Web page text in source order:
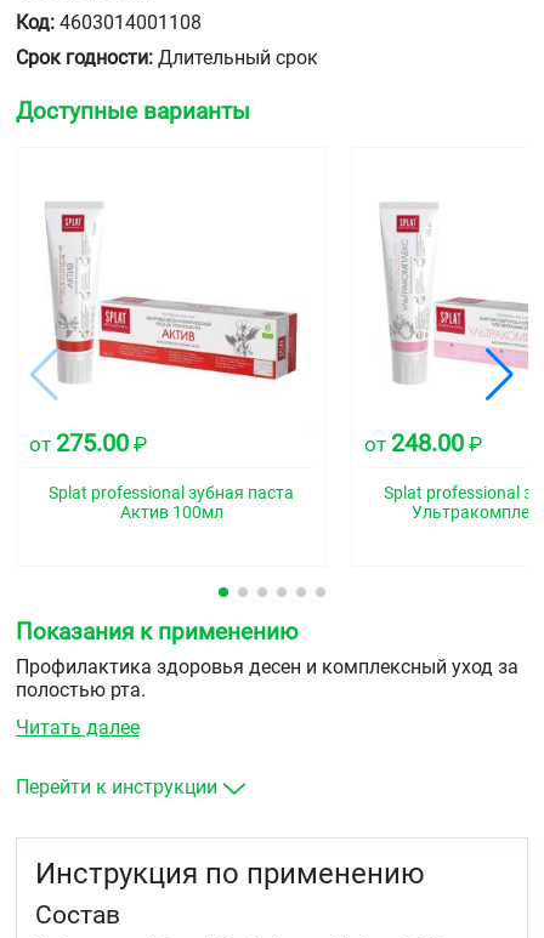
Код: 4603014001108
Срок годности: Длительный срок
Доступные варианты
от 275.00 ₽
Splat professional зубная паста
Актив 100мл
от 248.00 ₽
Splat professional
Показания к применению
Профилактика здоровья десен и комплексный уход за
полостью рта.
Читать далее
Перейти к инструкции
Инструкция по применению
Состав